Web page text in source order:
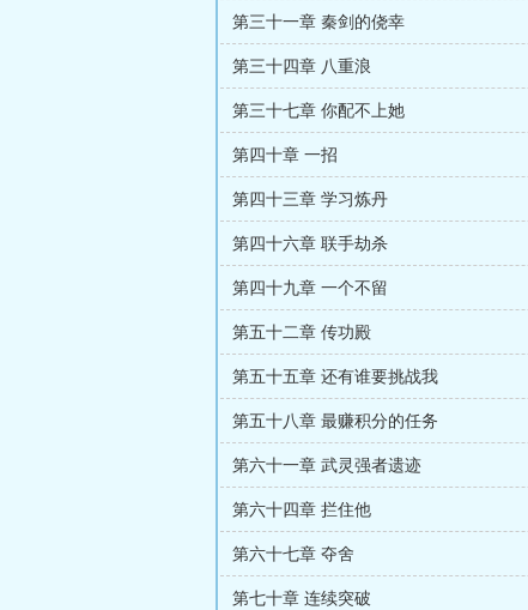
第三十一章 秦剑的侥幸
第三十四章 八重浪
第三十七章 你配不上她
第四十章 一招
第四十三章 学习炼丹
第四十六章 联手劫杀
第四十九章 一个不留
第五十二章 传功殿
第五十五章 还有谁要挑战我
第五十八章 最赚积分的任务
第六十一章 武灵强者遗迹
第六十四章 拦住他
第六十七章 夺舍
第七十章 连续突破